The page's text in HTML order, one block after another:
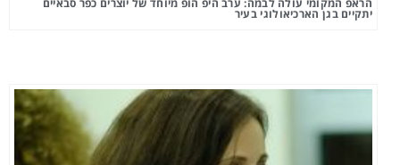
הראפ המקומי עולה לבמה: ערב היפ הופ מיוחד של יוצרים כפר סבאיים
יתקיים בגן הארכיאולוגי בעיר